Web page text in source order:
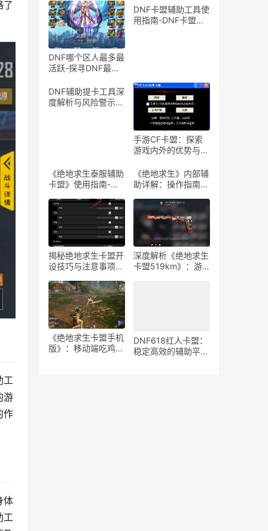
了
工
游
作
体
工
DNF哪个区人最多最
活跃-探寻DNF最热
游戏天堂
DNF卡盟辅助工具使
用指南-DNF卡盟辅
DNF辅助提卡工具深
度解析与风险警示-
手游CF卡盟：探索
游戏内外的优势与合
盟：深入解析游戏产
业中的联盟与合作策
《绝地求生泰服辅助
卡盟》使用指南-
卡盟》体验分享及使
用技巧
《绝地求生》内部辅
助详解：操作指南与
生》内部辅助软件使
用教程与注意事项
揭秘绝地求生卡盟开
设技巧与注意事项-
绝地求生游戏卡盟平
台
深度解析《绝地求生
卡盟519km》：游
《绝地求生卡盟手机
版》：移动端吃鸡新
DNF618红人卡盟：
稳定高效的辅助平台
解析-揭秘DNF618